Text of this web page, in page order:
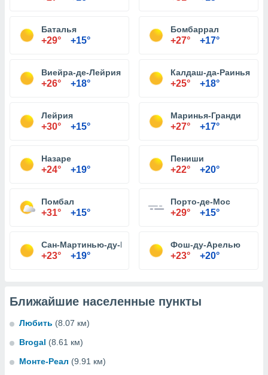
Баталья
+29° +15°
Бомбаррал
+27° +17°
Виейра-де-Лейрия
+26° +18°
Калдаш-да-Раинья
+25° +18°
Лейрия
+30° +15°
Маринья-Гранди
+27° +17°
Назаре
+24° +19°
Пениши
+22° +20°
Помбал
+31° +15°
Порто-де-Мос
+29° +15°
Сан-Мартинью-ду-Порту
+23° +19°
Фош-ду-Арелью
+23° +20°
Ближайшие населенные пункты
Любить (8.07 км)
Brogal (8.61 км)
Монте-Реал (9.91 км)